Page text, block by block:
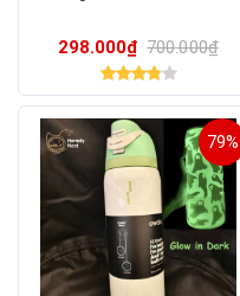
298.000₫ 700.000₫
79%